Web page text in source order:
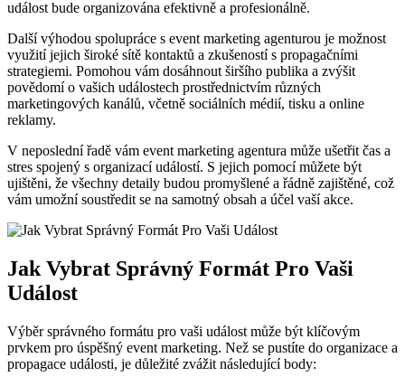
⁢událost ‌bude organizována ⁣efektivně a profesionálně.
Další výhodou spolupráce s event marketing ‌agenturou je možnost‍
využití jejich široké sítě kontaktů a⁢ zkušeností s ⁤propagačními
strategiemi. Pomohou⁤ vám dosáhnout ​širšího⁤ publika a zvýšit
povědomí o ⁢vašich událostech prostřednictvím různých
marketingových kanálů, včetně sociálních médií, tisku a online
reklamy.
V neposlední řadě ⁣vám event marketing ⁤agentura může ušetřit‌ čas a
stres ⁢spojený s organizací ⁢událostí. S jejich pomocí‌ můžete být
ujištěni, že⁢ všechny detaily budou promyšlené a⁢ řádně zajištěné, což
vám umožní soustředit se na samotný obsah a účel vaší akce.
Jak Vybrat Správný Formát Pro Vaši
⁣Událost
Výběr správného formátu pro vaši⁣ událost ​může být klíčovým
prvkem pro úspěšný⁤ event marketing.⁢ Než se⁣ pustíte do organizace a
propagace události, je důležité⁣ zvážit následující body: